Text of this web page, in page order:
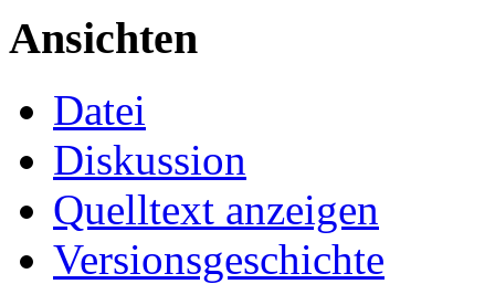
Ansichten
Datei
Diskussion
Quelltext anzeigen
Versionsgeschichte